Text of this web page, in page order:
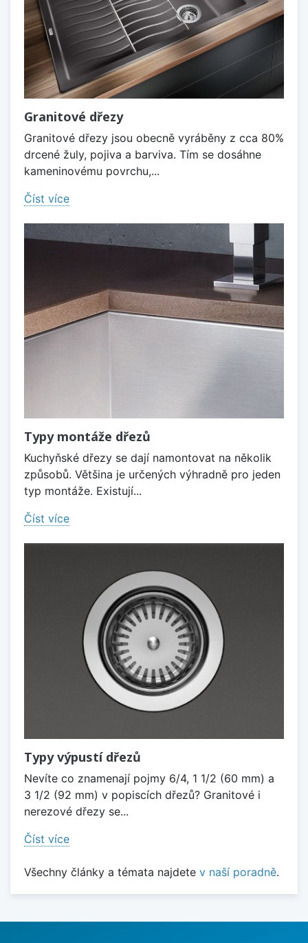
Granitové dřezy
Granitové dřezy jsou obecně vyráběny z cca 80%
drcené žuly, pojiva a barviva. Tím se dosáhne
kameninovému povrchu,...
Číst více
Typy montáže dřezů
Kuchyňské dřezy se dají namontovat na několik
způsobů. Většina je určených výhradně pro jeden
typ montáže. Existují...
Číst více
Typy výpustí dřezů
Nevíte co znamenají pojmy 6/4, 1 1/2 (60 mm) a
3 1/2 (92 mm) v popiscích dřezů? Granitové i
nerezové dřezy se...
Číst více
Všechny články a témata najdete v naší poradně.